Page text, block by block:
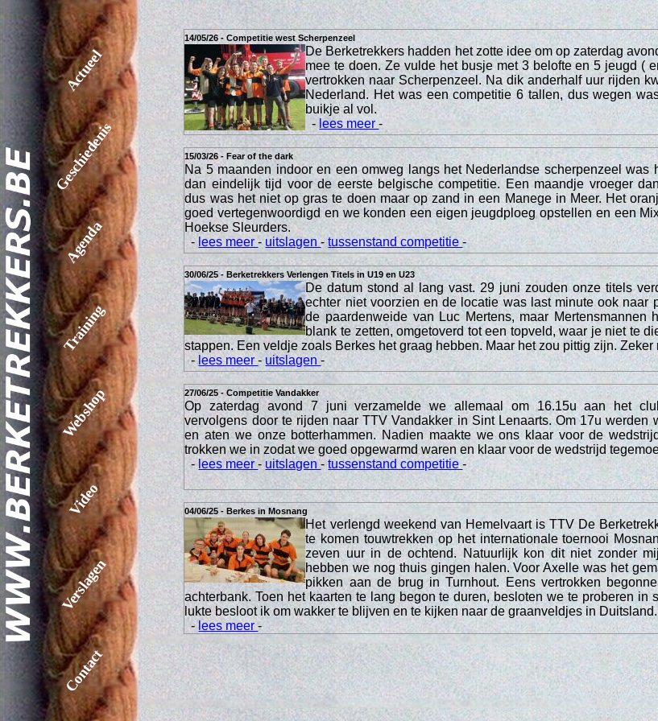
Actueel
Geschiedenis
Agenda
Training
Webshop
Video
Verslagen
Contact
14/05/26 - Competitie west Scherpenzeel
De Berketrekkers hadden het zotte idee om op zaterdag
mee te doen. Ze vulde het busje met 3 belofte en 5 jeugd (
vertrokken naar Scherpenzeel. Na dik anderhalf uur rijden
Nederland. Het was een competitie 6 tallen, dus wegen
buikje al vol.
- lees meer-
15/03/26 - Fear of the dark
Na 5 maanden indoor en een omweg langs het Nederlandse scherpenzeel was
dan eindelijk tijd voor de eerste belgische competitie. Een maandje vroeger
dus was het niet op gras te doen maar op zand in een Manege in Meer. Het
goed vertegenwoordigd en we konden een eigen jeugdploeg opstellen en een
Hoekse Sleurders.
-lees meer-uitslagen-tussenstand competitie-
30/06/25 - Berketrekkers Verlengen Titels in U19 en U23
De datum stond al lang vast. 29 juni zouden onze titels
echter niet voorzien en de locatie was last minute ook naar
de paardenweide van Luc Mertens, maar Mertensmannen
blank te zetten, omgetoverd tot een topveld, waar je niet te
stappen. Een veldje zoals Berkes het graag hebben. Maar het zou pittig zijn. Zeker
- lees meer-uitslagen-
27/06/25 - Competitie Vandakker
Op zaterdag avond 7 juni verzamelde we allemaal om 16.15u aan het
vervolgens door te rijden naar TTV Vandakker in Sint Lenaarts. Om 17u werden
en aten we onze botterhammen. Nadien maakte we ons klaar voor de
trokken we in zodat we goed opgewarmd waren en klaar voor de wedstrijd
- lees meer-uitslagen-tussenstand competitie-
04/06/25 - Berkes in Mosnang
Het verlengd weekend van Hemelvaart is TTV De
te komen touwtrekken op het internationale toernooi
zeven uur in de ochtend. Natuurlijk kon dit niet zonder
hebben we nog thuis gingen halen. Voor Axelle was het
pikken aan de brug in Turnhout. Eens vertrokken
achterbank. Toen het kaarten te lang begon te duren, besloten we te proberen in
lukte besloot ik om wakker te blijven en te kijken naar de graanveldjes in Duitsland.
-lees meer-